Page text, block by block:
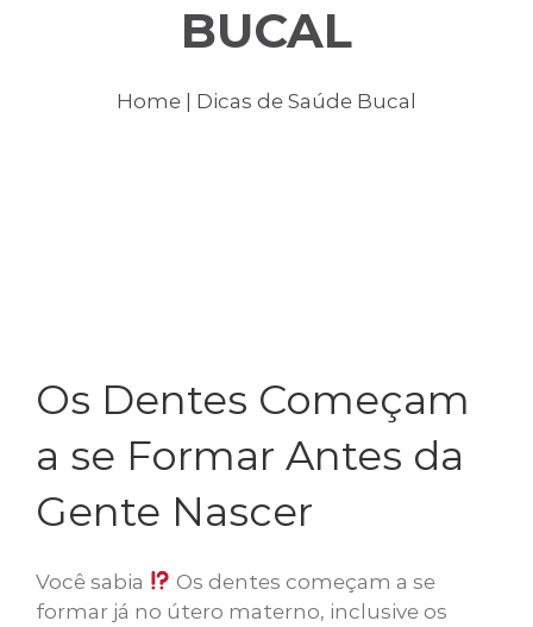
Tratamentos
BUCAL
Home | Dicas de Saúde Bucal
Os Dentes Começam
a se Formar Antes da
Gente Nascer
Você sabia
Os dentes começam a se
formar já no útero materno, inclusive os